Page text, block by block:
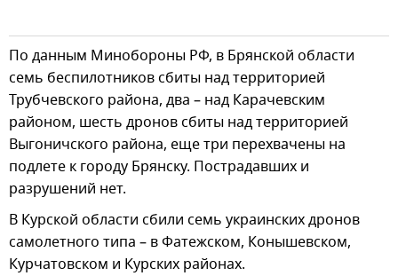
По данным Минобороны РФ, в Брянской области
семь беспилотников сбиты над территорией
Трубчевского района, два – над Карачевским
районом, шесть дронов сбиты над территорией
Выгоничского района, еще три перехвачены на
подлете к городу Брянску. Пострадавших и
разрушений нет.
В Курской области сбили семь украинских дронов
самолетного типа – в Фатежском, Конышевском,
Курчатовском и Курских районах.